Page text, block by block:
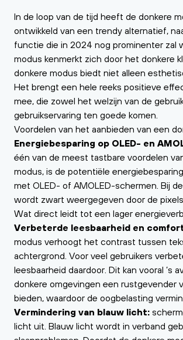
In de loop van de tijd heeft de donkere
ontwikkeld van een trendy alternatief,
functie die in 2024 nog prominenter zal
modus kenmerkt zich door het donkere
donkere modus biedt niet alleen
Het brengt een hele reeks positieve
mee, die zowel het welzijn van de
gebruikservaring ten goede komen.
Voordelen van het aanbieden van een
Energiebesparing op OLED- en
één van de meest tastbare voordelen
modus, is de potentiële
met OLED- of AMOLED-schermen. Bij
wordt zwart weergegeven door de
Wat direct leidt tot een lager
Verbeterde leesbaarheid en
modus verhoogt het contrast tussen
achtergrond. Voor veel gebruikers
leesbaarheid daardoor. Dit kan vooral ’s
donkere omgevingen een rustgevender
bieden, waardoor de oogbelasting
Vermindering van blauw licht:
licht uit. Blauw licht wordt in verband